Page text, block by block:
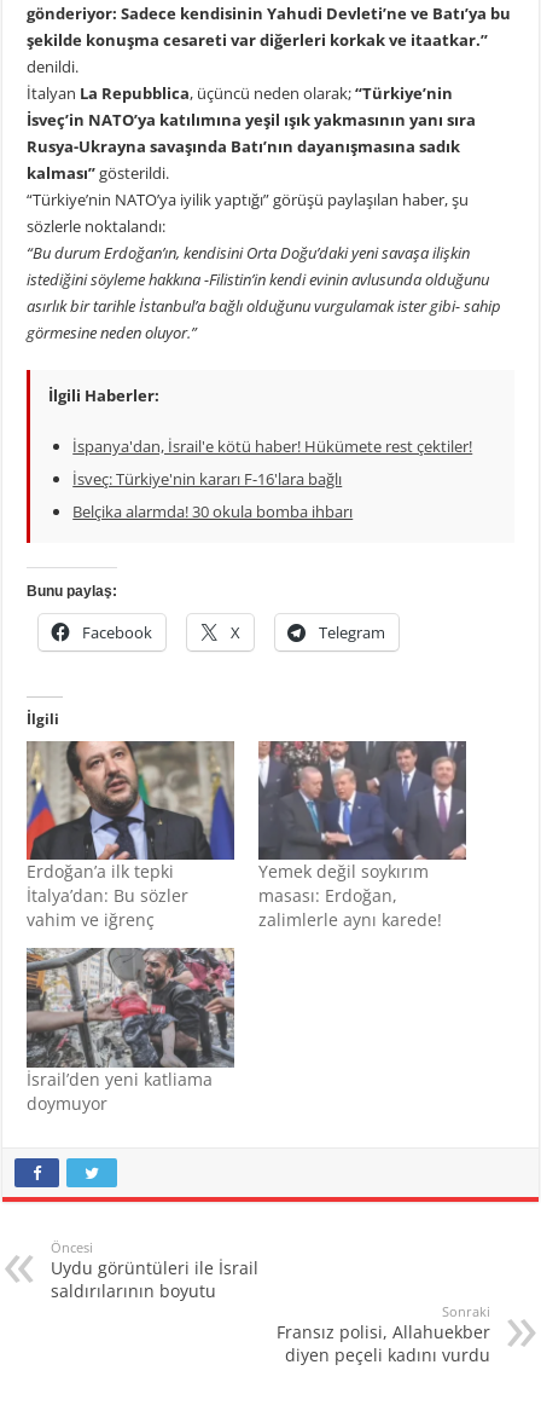
gönderiyor: Sadece kendisinin Yahudi Devleti’ne ve Batı’ya bu
şekilde konuşma cesareti var diğerleri korkak ve itaatkar.”
denildi.
İtalyan La Repubblica, üçüncü neden olarak;“Türkiye’nin
İsveç’in NATO’ya katılımına yeşil ışık yakmasının yanı sıra
Rusya-Ukrayna savaşında Batı’nın dayanışmasına sadık
kalması”gösterildi.
“Türkiye’nin NATO’ya iyilik yaptığı” görüşü paylaşılan haber, şu
sözlerle noktalandı:
“Bu durum Erdoğan’ın, kendisini Orta Doğu’daki yeni savaşa ilişkin
istediğini söyleme hakkına -Filistin’in kendi evinin avlusunda olduğunu
asırlık bir tarihle İstanbul’a bağlı olduğunu vurgulamak ister gibi- sahip
görmesine neden oluyor.”
İlgili Haberler:
İspanya'dan, İsrail'e kötü haber! Hükümete rest çektiler!
İsveç: Türkiye'nin kararı F-16'lara bağlı
Belçika alarmda! 30 okula bomba ihbarı
Bunu paylaş:
Facebook X Telegram
İlgili
Erdoğan’a ilk tepki
İtalya’dan: Bu sözler
vahim ve iğrenç
Yemek değil soykırım
masası: Erdoğan,
zalimlerle aynı karede!
İsrail’den yeni katliama
doymuyor
Öncesi
Uydu görüntüleri ile İsrail
saldırılarının boyutu
Sonraki
Fransız polisi, Allahuekber
diyen peçeli kadını vurdu